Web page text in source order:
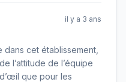
il y a 3 ans
cet établissement,
l’attitude de l’équipe
que pour les